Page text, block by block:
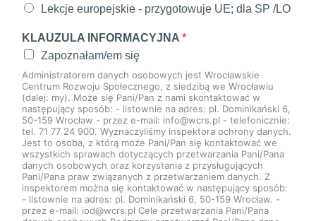
Lekcje europejskie - przygotowuje UE; dla SP /LO
KLAUZULA INFORMACYJNA *
Zapoznałam/em się
Administratorem danych osobowych jest Wrocławskie
Centrum Rozwoju Społecznego, z siedzibą we Wrocławiu
(dalej: my). Może się Pani/Pan z nami skontaktować w
następujący sposób: - listownie na adres: pl. Dominikański 6,
50-159 Wrocław - przez e-mail: info@wcrs.pl - telefonicznie:
tel. 71 77 24 900. Wyznaczyliśmy inspektora ochrony danych.
Jest to osoba, z którą może Pani/Pan się kontaktować we
wszystkich sprawach dotyczących przetwarzania Pani/Pana
danych osobowych oraz korzystania z przysługujących
Pani/Pana praw związanych z przetwarzaniem danych. Z
inspektorem można się kontaktować w następujący sposób:
- listownie na adres: pl. Dominikański 6, 50-159 Wrocław. -
przez e-mail: iod@wcrs.pl Cele przetwarzania Pani/Pana